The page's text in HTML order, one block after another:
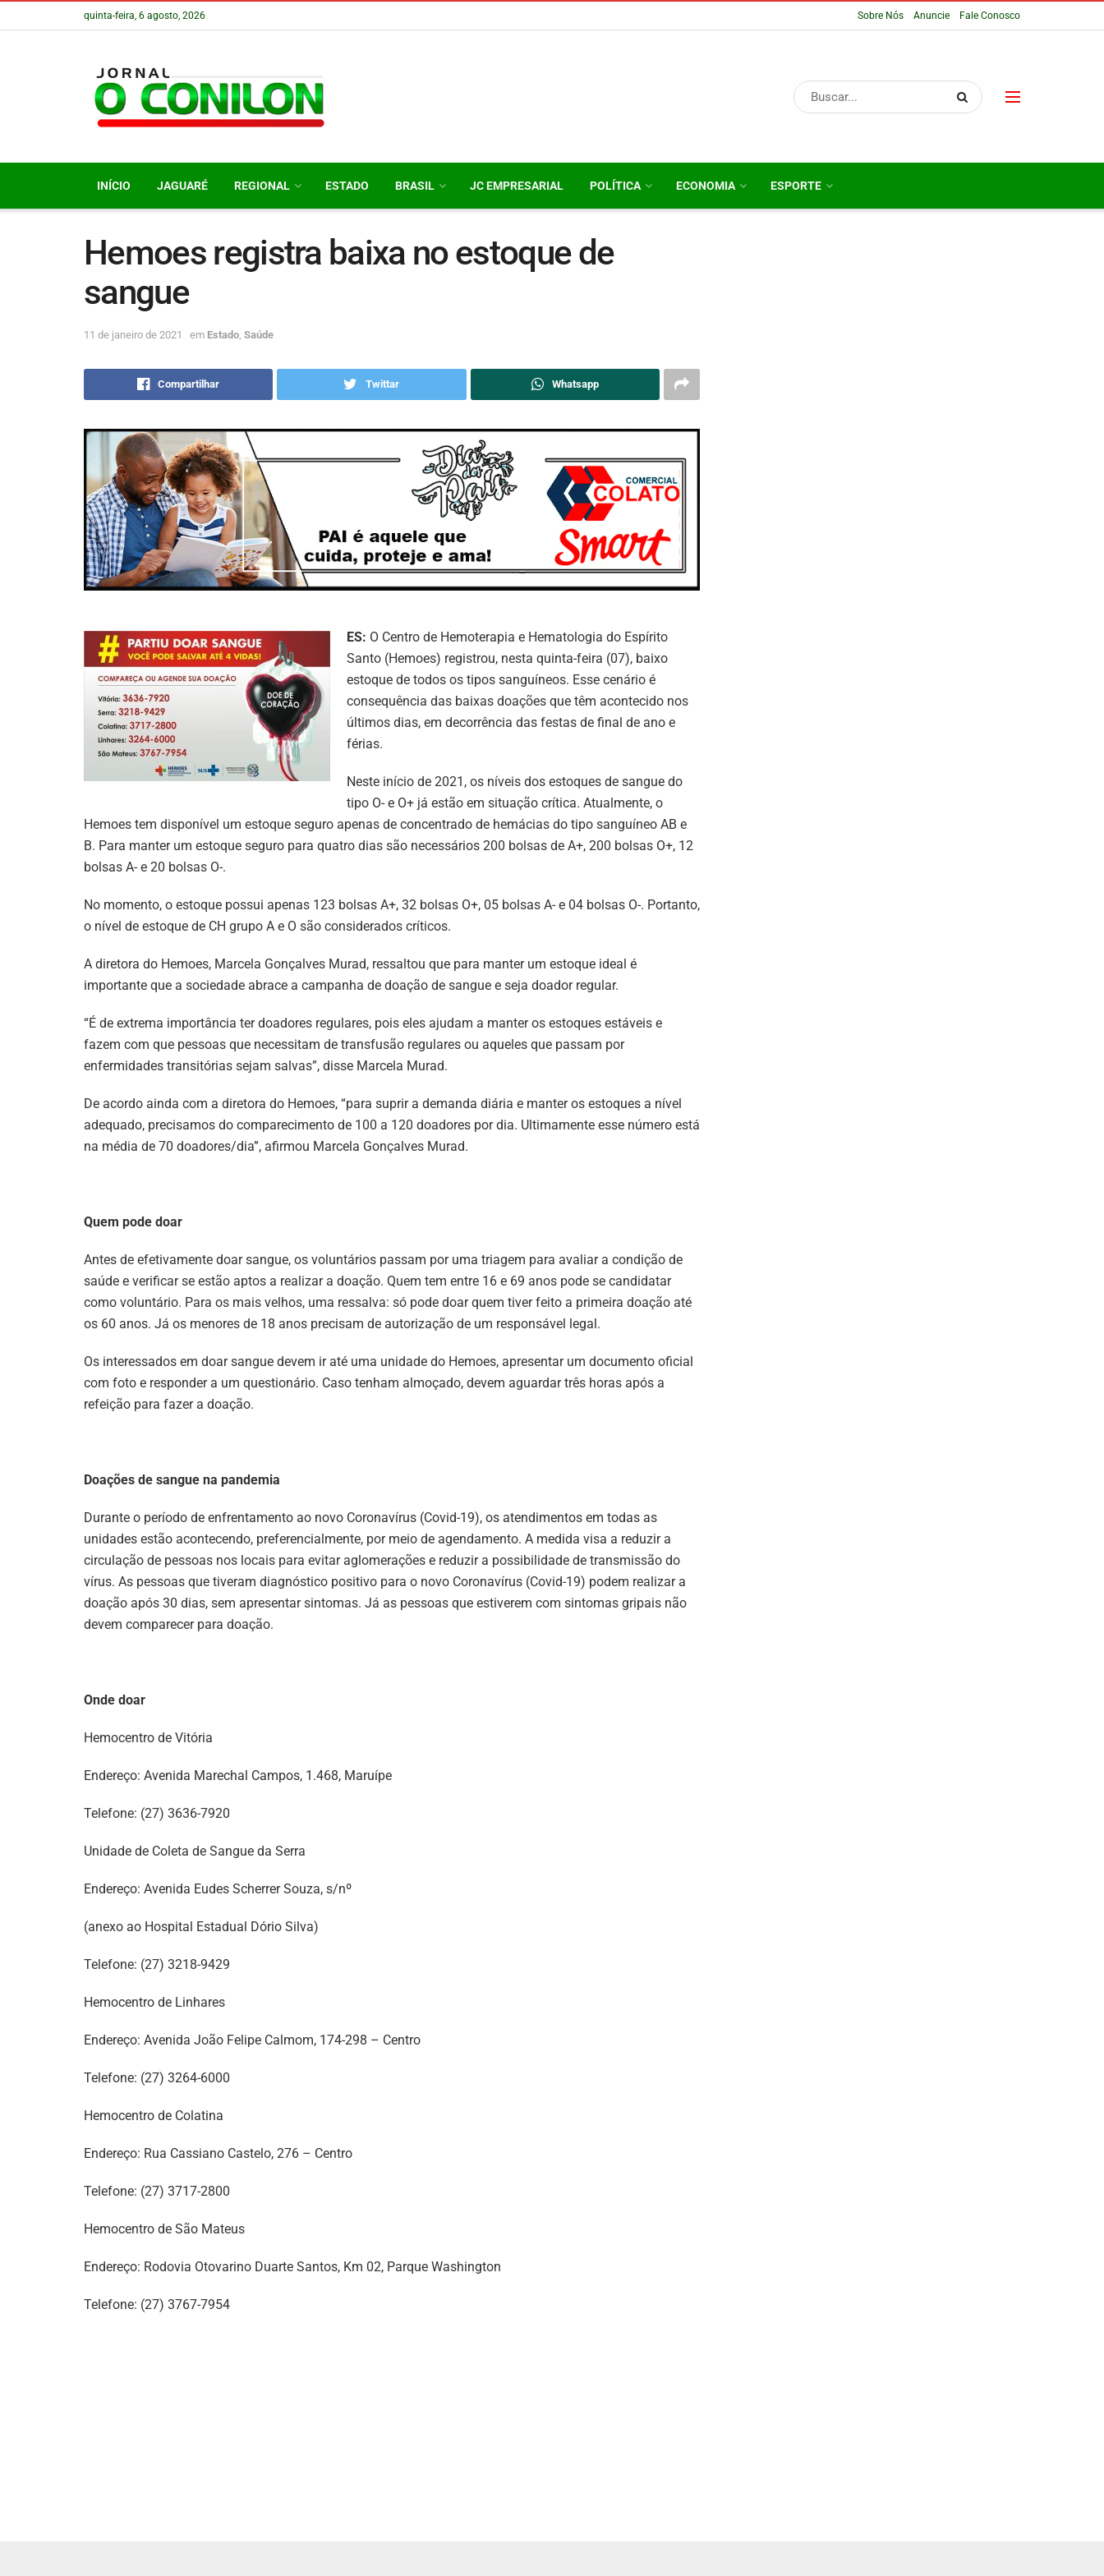
quinta-feira, 6 agosto, 2026 Sobre Nós Anuncie Fale Conosco
INÍCIO JAGUARÉ REGIONAL ESTADO BRASIL JC EMPRESARIAL POLÍTICA ECONOMIA ESPORTE
Hemoes registra baixa no estoque de
sangue
11 de janeiro de 2021 em Estado Saúde
Compartilhar Twittar Whatsapp
ES: O Centro de Hemoterapia e Hematologia do Espírito
Santo (Hemoes) registrou, nesta quinta-feira (07), baixo
estoque de todos os tipos sanguíneos. Esse cenário é
consequência das baixas doações que têm acontecido nos
últimos dias, em decorrência das festas de final de ano e
férias.
Neste início de 2021, os níveis dos estoques de sangue do
tipo O- e O+ já estão em situação crítica. Atualmente, o
Hemoes tem disponível um estoque seguro apenas de concentrado de hemácias do tipo sanguíneo AB e
B. Para manter um estoque seguro para quatro dias são necessários 200 bolsas de A+, 200 bolsas O+, 12
bolsas A- e 20 bolsas O-.
No momento, o estoque possui apenas 123 bolsas A+, 32 bolsas O+, 05 bolsas A- e 04 bolsas O-. Portanto,
o nível de estoque de CH grupo A e O são considerados críticos.
A diretora do Hemoes, Marcela Gonçalves Murad, ressaltou que para manter um estoque ideal é
importante que a sociedade abrace a campanha de doação de sangue e seja doador regular.
“É de extrema importância ter doadores regulares, pois eles ajudam a manter os estoques estáveis e
fazem com que pessoas que necessitam de transfusão regulares ou aqueles que passam por
enfermidades transitórias sejam salvas”, disse Marcela Murad.
De acordo ainda com a diretora do Hemoes, “para suprir a demanda diária e manter os estoques a nível
adequado, precisamos do comparecimento de 100 a 120 doadores por dia. Ultimamente esse número está
na média de 70 doadores/dia”, afirmou Marcela Gonçalves Murad.
Quem pode doar
Antes de efetivamente doar sangue, os voluntários passam por uma triagem para avaliar a condição de
saúde e verificar se estão aptos a realizar a doação. Quem tem entre 16 e 69 anos pode se candidatar
como voluntário. Para os mais velhos, uma ressalva: só pode doar quem tiver feito a primeira doação até
os 60 anos. Já os menores de 18 anos precisam de autorização de um responsável legal.
Os interessados em doar sangue devem ir até uma unidade do Hemoes, apresentar um documento oficial
com foto e responder a um questionário. Caso tenham almoçado, devem aguardar três horas após a
refeição para fazer a doação.
Doações de sangue na pandemia
Durante o período de enfrentamento ao novo Coronavírus (Covid-19), os atendimentos em todas as
unidades estão acontecendo, preferencialmente, por meio de agendamento. A medida visa a reduzir a
circulação de pessoas nos locais para evitar aglomerações e reduzir a possibilidade de transmissão do
vírus. As pessoas que tiveram diagnóstico positivo para o novo Coronavírus (Covid-19) podem realizar a
doação após 30 dias, sem apresentar sintomas. Já as pessoas que estiverem com sintomas gripais não
devem comparecer para doação.
Onde doar
Hemocentro de Vitória
Endereço: Avenida Marechal Campos, 1.468, Maruípe
Telefone: (27) 3636-7920
Unidade de Coleta de Sangue da Serra
Endereço: Avenida Eudes Scherrer Souza, s/nº
(anexo ao Hospital Estadual Dório Silva)
Telefone: (27) 3218-9429
Hemocentro de Linhares
Endereço: Avenida João Felipe Calmom, 174-298 – Centro
Telefone: (27) 3264-6000
Hemocentro de Colatina
Endereço: Rua Cassiano Castelo, 276 – Centro
Telefone: (27) 3717-2800
Hemocentro de São Mateus
Endereço: Rodovia Otovarino Duarte Santos, Km 02, Parque Washington
Telefone: (27) 3767-7954